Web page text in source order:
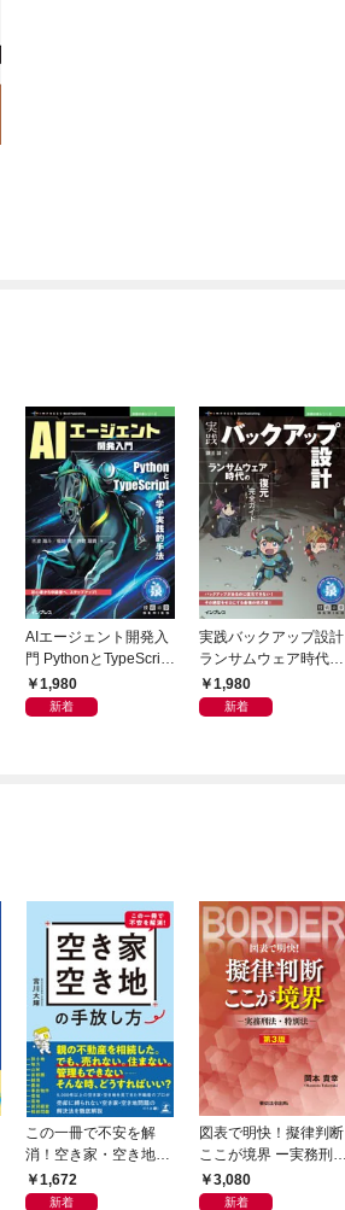
AIエージェント開発入
門 PythonとTypeScript
で学ぶ実践的手法
1,980
新着
実践バックアップ設計
ランサムウェア時代の
「復元」完全ガイド
1,980
新着
この一冊で不安を解
消！空き家・空き地の
手放し方
1,672
新着
図表で明快！擬律判断
ここが境界 ー実務刑
法・特別法ー 第３版
3,080
新着